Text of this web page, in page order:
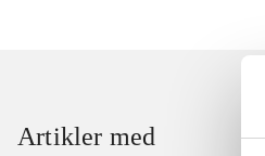
Artikler med